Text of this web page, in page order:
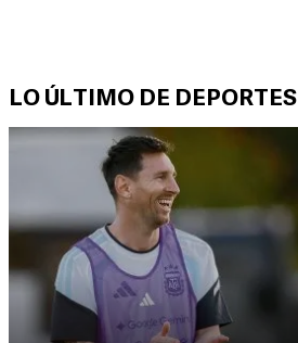
LO ÚLTIMO DE DEPORTES